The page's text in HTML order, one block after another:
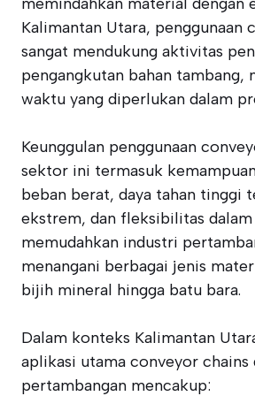
Kalimantan Utara, penggunaan
sangat mendukung aktivitas
pengangkutan bahan tambang,
waktu yang diperlukan dalam
Keunggulan penggunaan
sektor ini termasuk
beban berat, daya tahan tinggi
ekstrem, dan fleksibilitas dalam
memudahkan industri
menangani berbagai jenis
bijih mineral hingga batu bara.
Dalam konteks Kalimantan
aplikasi utama conveyor chains
pertambangan mencakup: